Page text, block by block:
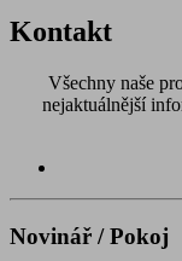
Kontakt
Všechny naše
nejaktuálnější
Novinář / Pokoj